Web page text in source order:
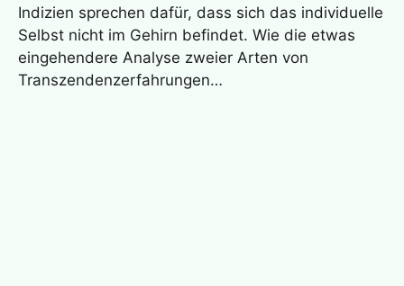
Indizien sprechen dafür, dass sich das individuelle
Selbst nicht im Gehirn befindet. Wie die etwas
eingehendere Analyse zweier Arten von
Transzendenzerfahrungen…